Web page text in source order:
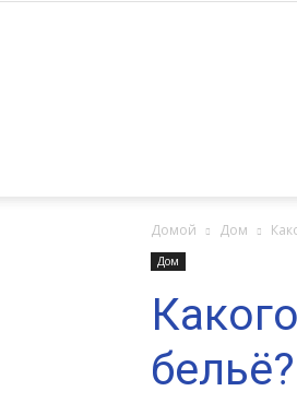
Домой Дом
Дом
бельё?